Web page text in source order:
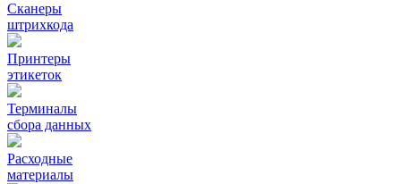
Сканеры
штрихкода
Принтеры
этикеток
Терминалы
сбора данных
Расходные
материалы